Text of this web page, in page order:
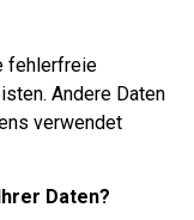
fehlerfreie
Andere Daten
verwendet
Daten?